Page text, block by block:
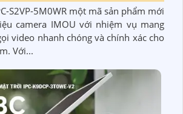
S2VP-5M0WR một mã sản phẩm mới
camera IMOU với nhiệm vụ mang
video nhanh chóng và chính xác cho
Với...